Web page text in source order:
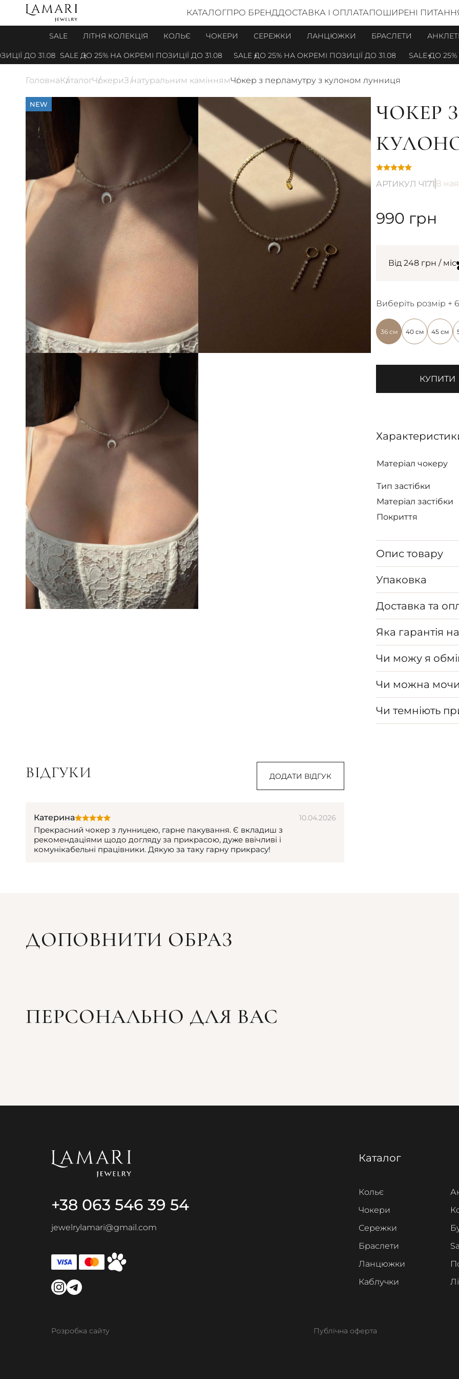
КАТАЛОГПРО БРЕНДДОСТАВКА І ОПЛАТАПОШИРЕНІ
SALE ЛІТНЯ КОЛЕКЦІЯ КОЛЬЄ ЧОКЕРИ СЕРЕЖКИ ЛАНЦЮЖКИ БРАСЛЕТИ
ДО 31.08 SALE ДО 25% НА ОКРЕМІ ПОЗИЦІЇ ДО 31.08 SALE ДО 25% НА ОКРЕМІ ПОЗИЦІЇ ДО 31.08 SALE ДО 25%
ГоловнаКаталогЧокериЗ натуральним каміннямЧокер з перламутру з кулоном лунниця
NEW
ЧОКЕР
АРТИКУЛ Ч171 В
990 грн
Від 248 грн / міс
Виберіть розмір +
36 см 40 см 45 см
КУПИТИ
Матеріал чокеру
Тип застібки
Матеріал застібки
Покриття
Опис товару
Упаковка
Доставка та
Яка гарантія
Чи можу я
Чи можна
Чи темніють
ВІДГУКИ ДОДАТИ ВІДГУК
Катерина 10.04.2026
Прекрасний чокер з лунницею, гарне пакування. Є вкладиш з
рекомендаціями щодо догляду за прикрасою, дуже ввічливі і
комунікабельні працівники. Дякую за таку гарну прикрасу!
ДОПОВНИТИ ОБРАЗ
ПЕРСОНАЛЬНО ДЛЯ ВАС
+38 063 546 39 54
jewelrylamari@gmail.com
Каталог
Кольє
Чокери
Сережки
Браслети
Ланцюжки
Каблучки
Розробка сайту Публічна оферта